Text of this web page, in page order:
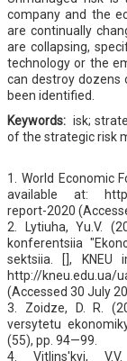
company and the
are continually
are collapsing,
technology or the
can destroy dozens
been identified.
Keywords: isk;
of the strategic risk
1. World Economic
available at:
report-2020
2. Lytiuha, Yu.V.
konferentsiia
sektsiia. [], KNEU
http://kneu.edu.ua/
(Accessed 30 July
3. Zoidze, D. R.
versytetu
(55), pp. 94—99.
4. Vitlins'kyj,